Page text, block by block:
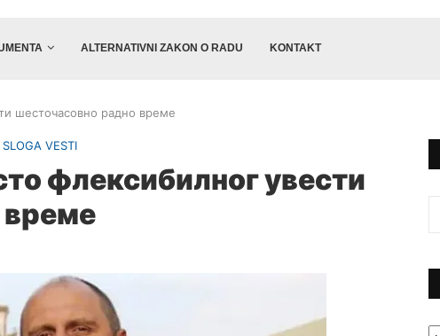
ALTERNATIVNI ZAKON O RADU KONTAKT
шесточасовно радно време
SLOGA VESTI
флексибилног увести
време